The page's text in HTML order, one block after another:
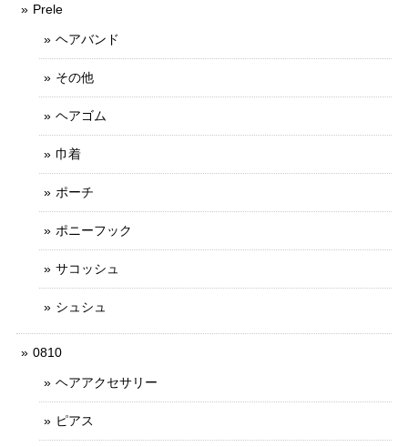
Prele
ヘアバンド
その他
ヘアゴム
巾着
ポーチ
ポニーフック
サコッシュ
シュシュ
0810
ヘアアクセサリー
ピアス